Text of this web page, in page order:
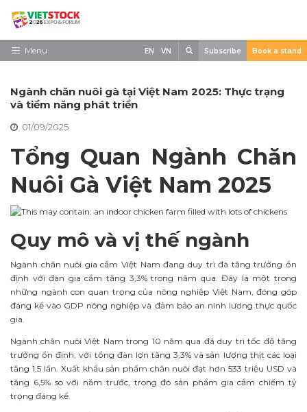
Skip
contentMenu
Về triển lãm
Trưng Bày
Tham Quan
Tin tức
Liên Hệ
EN VN Subscribe Book a stand
Ngành chăn nuôi gà tại Việt Nam 2025: Thực trạng
và tiềm năng phát triển
01/09/2025
Tổng Quan Ngành Chăn
Nuôi Gà Việt Nam 2025
Quy mô và vị thế ngành
Ngành chăn nuôi gia cầm Việt Nam đang duy trì đà tăng trưởng ổn
định với đàn gia cầm tăng 3,3% trong năm qua. Đây là một trong
những ngành con quan trọng của nông nghiệp Việt Nam, đóng góp
đáng kể vào GDP nông nghiệp và đảm bảo an ninh lương thực quốc
gia.
Ngành chăn nuôi Việt Nam trong 10 năm qua đã duy trì tốc độ tăng
trưởng ổn định, với tổng đàn lợn tăng 3,3% và sản lượng thịt các loại
tăng 1,5 lần. Xuất khẩu sản phẩm chăn nuôi đạt hơn 533 triệu USD và
tăng 6,5% so với năm trước, trong đó sản phẩm gia cầm chiếm tỷ
trọng đáng kể.